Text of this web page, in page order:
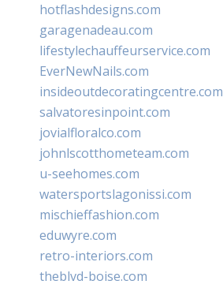
hotflashdesigns.com
garagenadeau.com
lifestylechauffeurservice.com
EverNewNails.com
insideoutdecoratingcentre.com
salvatoresinpoint.com
jovialfloralco.com
johnlscotthometeam.com
u-seehomes.com
watersportslagonissi.com
mischieffashion.com
eduwyre.com
retro-interiors.com
theblvd-boise.com